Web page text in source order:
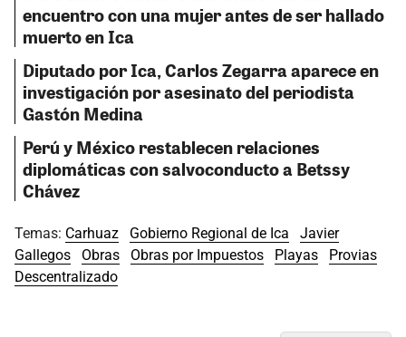
encuentro con una mujer antes de ser hallado
muerto en Ica
Diputado por Ica, Carlos Zegarra aparece en
investigación por asesinato del periodista
Gastón Medina
Perú y México restablecen relaciones
diplomáticas con salvoconducto a Betssy
Chávez
Temas: Carhuaz Gobierno Regional de Ica
Javier
Gallegos
Obras Obras por Impuestos Playas
Provias
Descentralizado